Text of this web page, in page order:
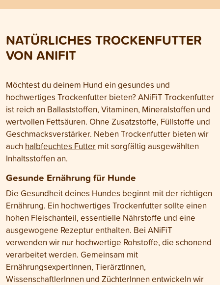
und zeigen dir die Unterschiede
Konkurrenzprodukte.
Unterschiede,
Hundes
NATÜRLICHES TROCKENFUTTER
VON ANIFIT
Möchtest du deinem Hund ein gesundes und
hochwertiges Trockenfutter bieten? ANiFiT Trockenfutter
ist reich an Ballaststoffen, Vitaminen, Mineralstoffen und
wertvollen Fettsäuren. Ohne Zusatzstoffe, Füllstoffe und
Geschmacksverstärker. Neben Trockenfutter bieten wir
auch halbfeuchtes Futter mit sorgfältig ausgewählten
Inhaltsstoffen an.
Gesunde Ernährung für Hunde
Die Gesundheit deines Hundes beginnt mit der richtigen
Ernährung. Ein hochwertiges Trockenfutter sollte einen
hohen Fleischanteil, essentielle Nährstoffe und eine
ausgewogene Rezeptur enthalten. Bei ANiFiT
verwenden wir nur hochwertige Rohstoffe, die schonend
verarbeitet werden. Gemeinsam mit
ErnährungsexpertInnen, TierärztInnen,
WissenschaftlerInnen und ZüchterInnen entwickeln wir